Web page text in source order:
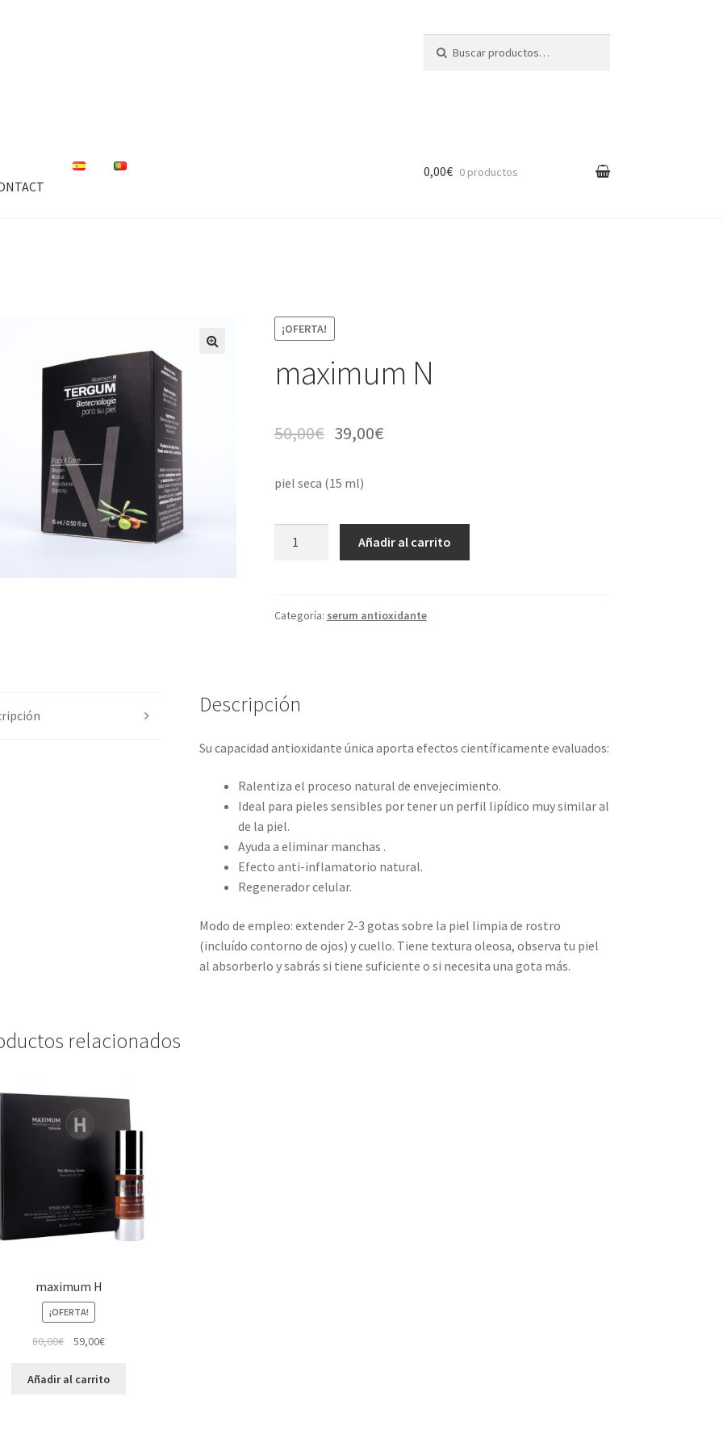
Buscar
0,00€ 0 productos
¡OFERTA!
maximum N
50,00€ 39,00€
piel seca (15 ml)
Cantidad Añadir al carrito
Categoría: serum antioxidante
Descripción
Su capacidad antioxidante única aporta efectos científicamente evaluados:
Ralentiza el proceso natural de envejecimiento.
Ideal para pieles sensibles por tener un perfil lipídico muy similar al
de la piel.
Ayuda a eliminar manchas .
Efecto anti-inflamatorio natural.
Regenerador celular.
Modo de empleo: extender 2-3 gotas sobre la piel limpia de rostro
(incluído contorno de ojos) y cuello. Tiene textura oleosa, observa tu piel
al absorberlo y sabrás si tiene suficiente o si necesita una gota más.
relacionados
maximum H
¡OFERTA!
80,00€ 59,00€
Añadir al carrito